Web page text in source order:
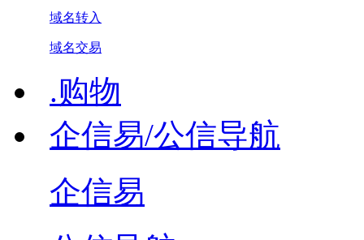
域名转入
域名交易
.购物
企信易/公信导航
企信易